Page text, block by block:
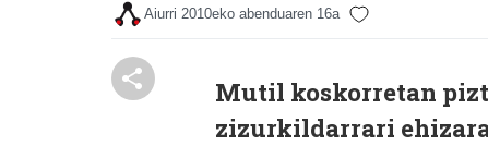
Aiurri 2010eko abenduaren 16a
Mutil koskorretan
zizurkildarrari